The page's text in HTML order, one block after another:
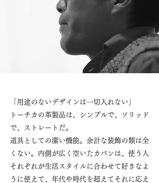
「用途のないデザインは一切入れない」
トーチカの革製品は、シンプルで、ソリッド
で、ストレートだ。
道具としての潔い機能。余計な装飾の類は全
くない。内側が広く空いたカバンは、使う人
それぞれが生活スタイルに合わせて好きなよ
うに使えて、年代や時代を超えてそれに応え